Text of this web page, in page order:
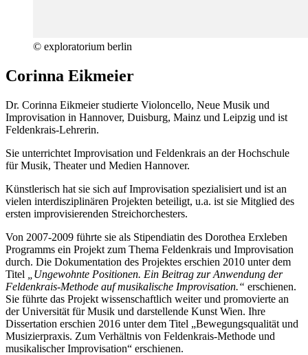
© exploratorium berlin
Corinna Eikmeier
Dr. Corinna Eikmeier studierte Violoncello, Neue Musik und
Improvisation in Hannover, Duisburg, Mainz und Leipzig und ist
Feldenkrais-Lehrerin.
Sie unterrichtet Improvisation und Feldenkrais an der Hochschule
für Musik, Theater und Medien Hannover.
Künstlerisch hat sie sich auf Improvisation spezialisiert und ist an
vielen interdisziplinären Projekten beteiligt, u.a. ist sie Mitglied des
ersten improvisierenden Streichorchesters.
Von 2007-2009 führte sie als Stipendiatin des Dorothea Erxleben
Programms ein Projekt zum Thema Feldenkrais und Improvisation
durch. Die Dokumentation des Projektes erschien 2010 unter dem
Titel
„Ungewohnte Positionen. Ein Beitrag zur Anwendung der
Feldenkrais-Methode auf musikalische Improvisation.“ erschienen.
Sie führte das Projekt wissenschaftlich weiter und promovierte an
der Universität für Musik und darstellende Kunst Wien. Ihre
Dissertation erschien 2016 unter dem Titel „Bewegungsqualität und
Musizierpraxis. Zum Verhältnis von Feldenkrais-Methode und
musikalischer Improvisation“ erschienen.